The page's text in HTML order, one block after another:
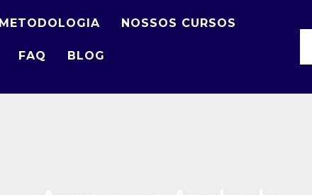
METODOLOGIA NOSSOS CURSOS
FAQ BLOG